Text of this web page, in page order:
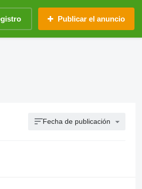
Publicar el anuncio
Fecha de publicación